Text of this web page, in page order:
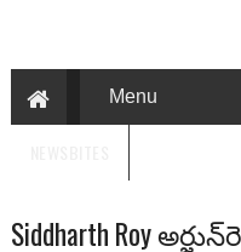
Siddharth Roy